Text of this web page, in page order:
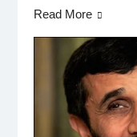
Read More